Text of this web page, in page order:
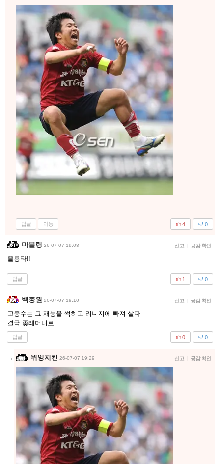
답글 이동 0
4
마블링 26-07-07 19:08 신고 공감 확인
을룡타!!
답글 0
1
백종원 26-07-07 19:10 신고 공감 확인
고종수는 그 재능을 썩히고 리니지에 빠져 살다
결국 좆레머니로...
답글 0
0
위잉치킨 26-07-07 19:29 신고 공감 확인